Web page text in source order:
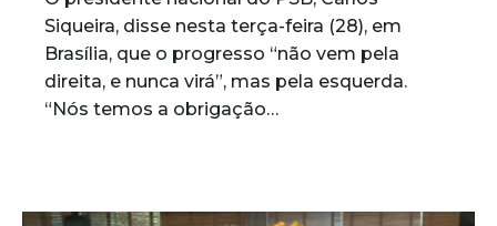
Siqueira, disse nesta terça-feira (28), em
Brasília, que o progresso “não vem pela
direita, e nunca virá”, mas pela esquerda.
“Nós temos a obrigação…